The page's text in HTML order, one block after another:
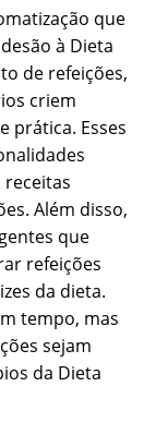
que
à Dieta
de refeições,
criem
prática. Esses
Além disso,
que
refeições
da dieta.
tempo, mas
sejam
da Dieta